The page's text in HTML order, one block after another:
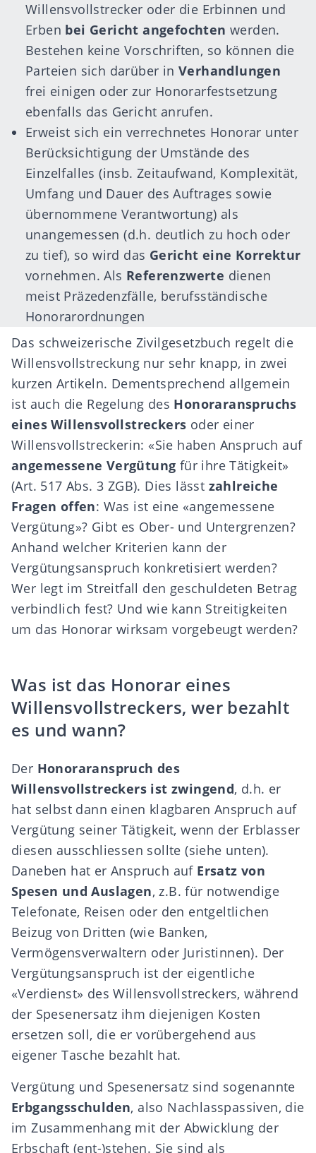
Willensvollstrecker oder die Erbinnen und
Erben bei Gericht angefochten werden.
Bestehen keine Vorschriften, so können die
Parteien sich darüber in Verhandlungen
frei einigen oder zur Honorarfestsetzung
ebenfalls das Gericht anrufen.
Erweist sich ein verrechnetes Honorar unter
Berücksichtigung der Umstände des
Einzelfalles (insb. Zeitaufwand, Komplexität,
Umfang und Dauer des Auftrages sowie
übernommene Verantwortung) als
unangemessen (d.h. deutlich zu hoch oder
zu tief), so wird das Gericht eine Korrektur
vornehmen. Als Referenzwerte dienen
meist Präzedenzfälle, berufsständische
Honorarordnungen
Das schweizerische Zivilgesetzbuch regelt die
Willensvollstreckung nur sehr knapp, in zwei
kurzen Artikeln. Dementsprechend allgemein
ist auch die Regelung des Honoraranspruchs
eines Willensvollstreckers oder einer
Willensvollstreckerin: «Sie haben Anspruch auf
angemessene Vergütung für ihre Tätigkeit»
(Art. 517 Abs. 3 ZGB). Dies lässt zahlreiche
Fragen offen: Was ist eine «angemessene
Vergütung»? Gibt es Ober- und Untergrenzen?
Anhand welcher Kriterien kann der
Vergütungsanspruch konkretisiert werden?
Wer legt im Streitfall den geschuldeten Betrag
verbindlich fest? Und wie kann Streitigkeiten
um das Honorar wirksam vorgebeugt werden?
Was ist das Honorar eines
Willensvollstreckers, wer bezahlt
es und wann?
Der Honoraranspruch des
Willensvollstreckers ist zwingend, d.h. er
hat selbst dann einen klagbaren Anspruch auf
Vergütung seiner Tätigkeit, wenn der Erblasser
diesen ausschliessen sollte (siehe unten).
Daneben hat er Anspruch auf Ersatz von
Spesen und Auslagen, z.B. für notwendige
Telefonate, Reisen oder den entgeltlichen
Beizug von Dritten (wie Banken,
Vermögensverwaltern oder Juristinnen). Der
Vergütungsanspruch ist der eigentliche
«Verdienst» des Willensvollstreckers, während
der Spesenersatz ihm diejenigen Kosten
ersetzen soll, die er vorübergehend aus
eigener Tasche bezahlt hat.
Vergütung und Spesenersatz sind sogenannte
Erbgangsschulden, also Nachlasspassiven, die
im Zusammenhang mit der Abwicklung der
Erbschaft (ent-)stehen. Sie sind als